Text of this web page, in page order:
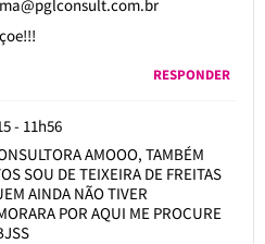
RESPONDER
- 11h56
AMOOO, TAMBÉM
SOU DE TEIXEIRA DE FREITAS
AINDA NÃO TIVER
POR AQUI ME PROCURE